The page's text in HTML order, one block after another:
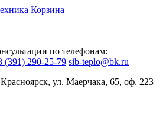
Корзина
по телефонам:
(391) 290-25-79 sib-teplo@bk.ru
Красноярск, ул. Маерчака, 65, оф. 223